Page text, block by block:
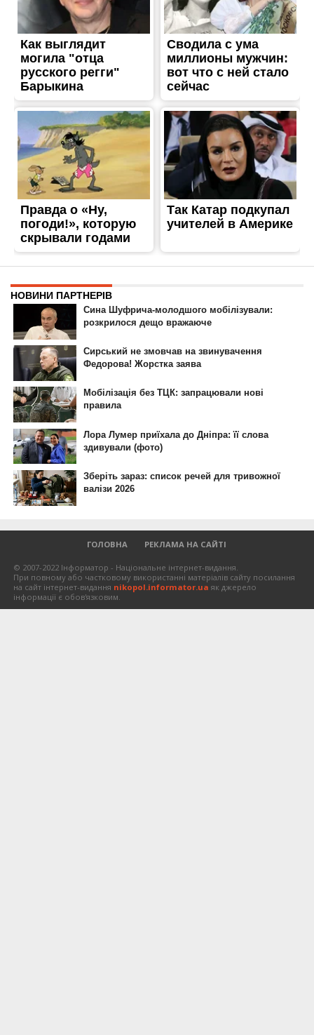
ГОЛОВНА РЕКЛАМА НА САЙТІ
© 2007-2022 Інформатор - Національне інтернет-видання.
При повному або частковому використанні матеріалів сайту посилання
на сайт інтернет-видання nikopol.informator.ua як джерело
інформації є обов'язковим.